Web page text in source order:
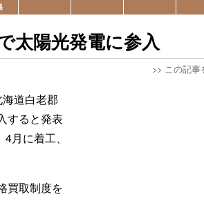
太陽光発電に参入
>> この記事
道白老郡
すると発表
月に着工、
買取制度を